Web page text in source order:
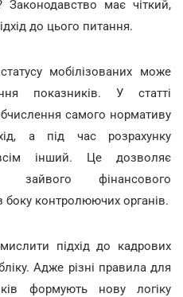
має чіткий,
до цього питання.
мобілізованих може
показників. У статті
самого нормативу
а під час розрахунку
інший. Це дозволяє
зайвого фінансового
боку контролюючих органів.
підхід до кадрових
Адже різні правила для
формують нову логіку